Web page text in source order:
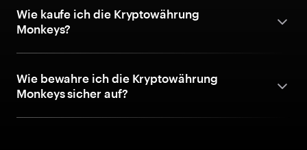
Wie kaufe ich die Kryptowährung
Monkeys?
Wie bewahre ich die Kryptowährung
Monkeys sicher auf?